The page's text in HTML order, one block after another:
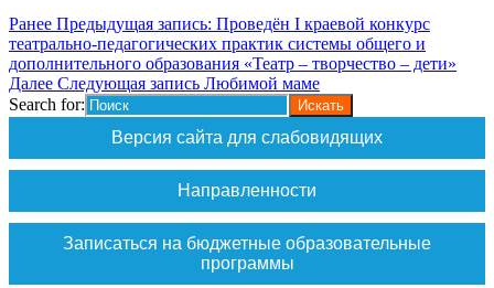
Ранее Предыдущая запись: Проведён I краевой конкурс
театрально-педагогических практик системы общего и
дополнительного образования «Театр – творчество – дети»
Далее Следующая запись Любимой маме
Search for:
Версия сайта для слабовидящих
Направленности
Записаться на бюджетные образовательные
программы